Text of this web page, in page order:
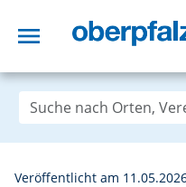
menu
Veröffentlicht am